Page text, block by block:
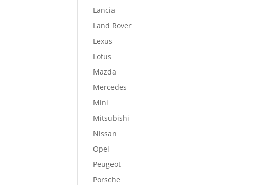
Lancia
Land Rover
Lexus
Lotus
Mazda
Mercedes
Mini
Mitsubishi
Nissan
Opel
Peugeot
Porsche